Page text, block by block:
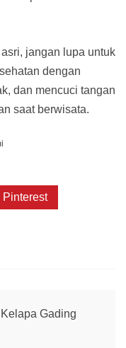
jangan lupa untuk
dengan
dan mencuci tangan
saat berwisata.
Pinterest
Gading